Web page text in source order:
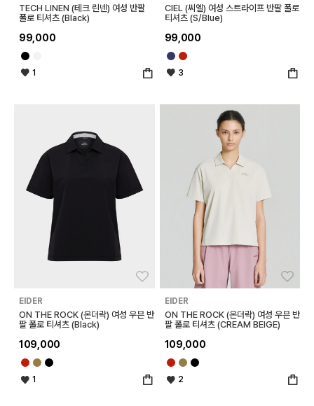
TECH LINEN (테크 린넨) 여성 반팔
폴로 티셔츠 (Black)
99,000
1
CIEL (씨엘) 여성 스트라이프 반팔 폴로
티셔츠 (S/Blue)
99,000
3
EIDER
ON THE ROCK (온더락) 여성 우븐 반
팔 폴로 티셔츠 (Black)
109,000
1
EIDER
ON THE ROCK (온더락) 여성 우븐 반
팔 폴로 티셔츠 (CREAM BEIGE)
109,000
2